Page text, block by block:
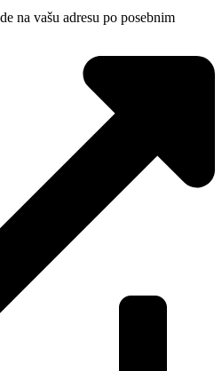
na vašu adresu po posebnim